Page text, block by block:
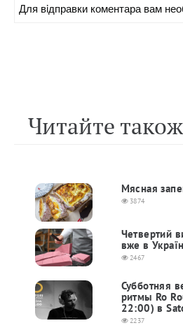
Для вiдправки коментара вам
Читайте також
Мясная
3874
Четвертий
вже в
2467
Субботняя
ритмы Ro
22:00) в
2237